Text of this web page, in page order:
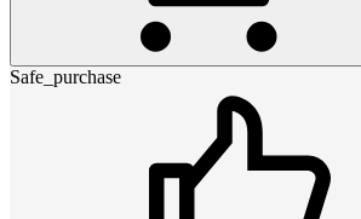
Safe_purchase